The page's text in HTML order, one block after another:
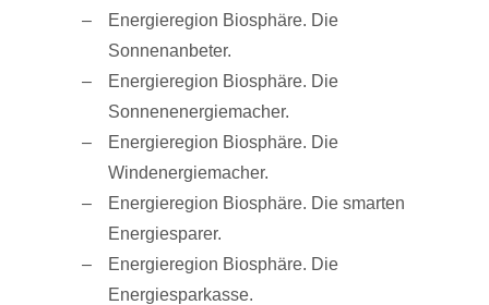
Energieregion Biosphäre. Die
Sonnenanbeter.
Energieregion Biosphäre. Die
Sonnenenergiemacher.
Energieregion Biosphäre. Die
Windenergiemacher.
Energieregion Biosphäre. Die smarten
Energiesparer.
Energieregion Biosphäre. Die
Energiesparkasse.